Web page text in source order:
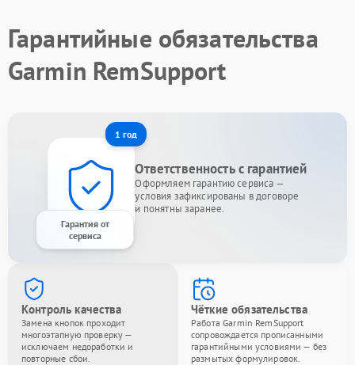
Гарантийные обязательства
Garmin RemSupport
1 год
Гарантия от
сервиса
Ответственность с гарантией
Оформляем гарантию сервиса —
условия зафиксированы в договоре
и понятны заранее.
Контроль качества
Замена кнопок проходит
многоэтапную проверку —
исключаем недоработки и
повторные сбои.
Чёткие обязательства
Работа Garmin RemSupport
сопровождается прописанными
гарантийными условиями — без
размытых формулировок.